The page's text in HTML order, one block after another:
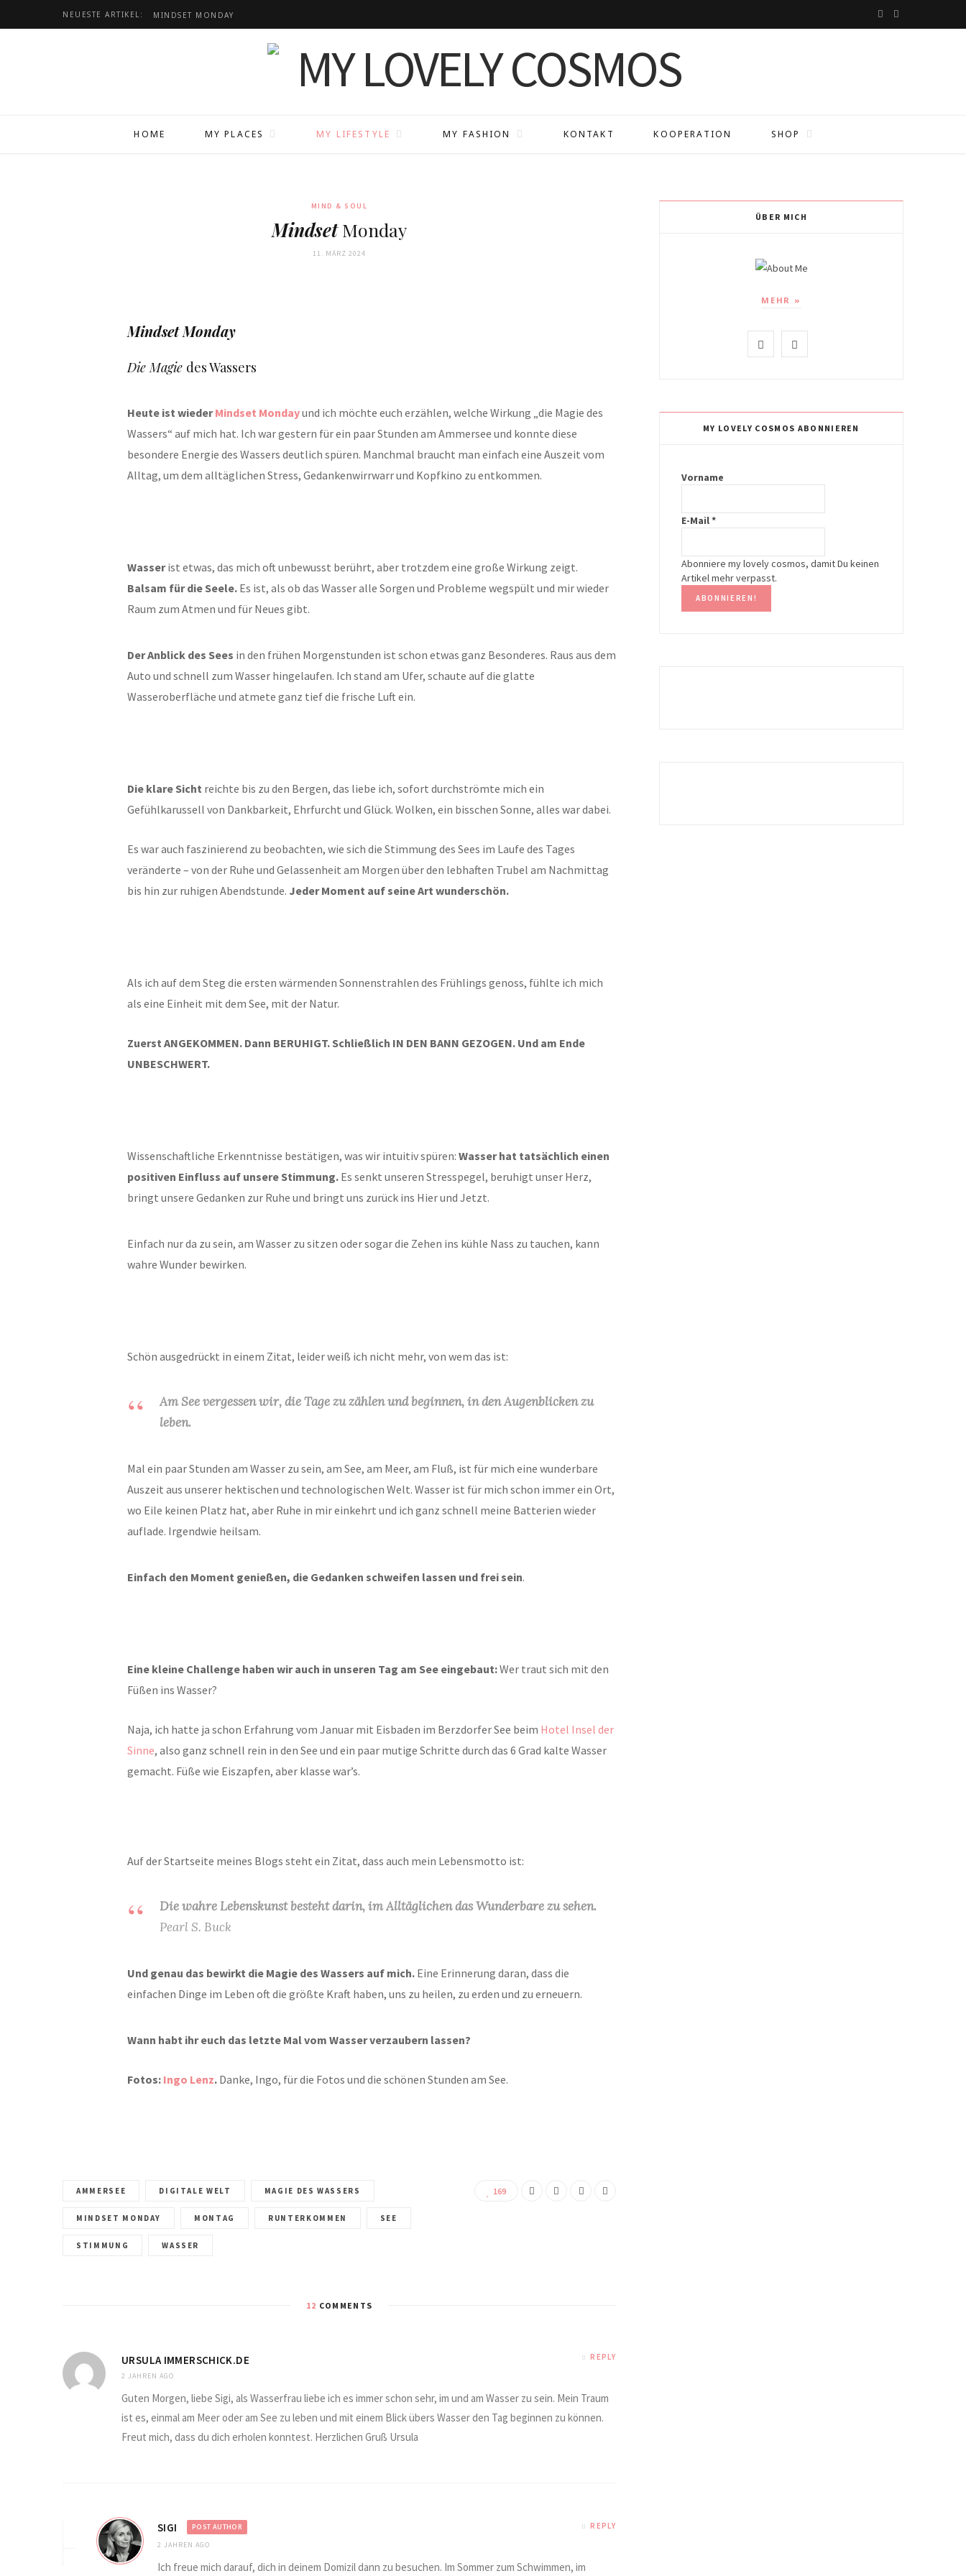
NEUESTE ARTIKEL: MINDSET MONDAY
HOME MY PLACES MY LIFESTYLE MY FASHION KONTAKT KOOPERATION SHOP
MIND & SOUL
MindsetMonday
11. MÄRZ 2024
Mindset Monday
Die Magie des Wassers
Heute ist wieder Mindset Mondayund ich möchte euch erzählen, welche Wirkung „die Magie des
Wassers“ auf mich hat. Ich war gestern für ein paar Stunden am Ammersee und konnte diese
besondere Energie des Wassers deutlich spüren. Manchmal braucht man einfach eine Auszeit vom
Alltag, um dem alltäglichen Stress, Gedankenwirrwarr und Kopfkino zu entkommen.
Wasserist etwas, das mich oft unbewusst berührt, aber trotzdem eine große Wirkung zeigt.
Balsam für die Seele. Es ist, als ob das Wasser alle Sorgen und Probleme wegspült und mir wieder
Raum zum Atmen und für Neues gibt.
Der Anblick des Sees in den frühen Morgenstunden ist schon etwas ganz Besonderes. Raus aus dem
Auto und schnell zum Wasser hingelaufen. Ich stand am Ufer, schaute auf die glatte
Wasseroberfläche und atmete ganz tief die frische Luft ein.
Die klare Sicht reichte bis zu den Bergen, das liebe ich, sofort durchströmte mich ein
Gefühlkarussell von Dankbarkeit, Ehrfurcht und Glück. Wolken, ein bisschen Sonne, alles war dabei.
Es war auch faszinierend zu beobachten, wie sich die Stimmung des Sees im Laufe des Tages
veränderte – von der Ruhe und Gelassenheit am Morgen über den lebhaften Trubel am Nachmittag
bis hin zur ruhigen Abendstunde. Jeder Moment auf seine Art wunderschön.
Als ich auf dem Steg die ersten wärmenden Sonnenstrahlen des Frühlings genoss, fühlte ich mich
als eine Einheit mit dem See, mit der Natur.
Zuerst ANGEKOMMEN. Dann BERUHIGT. Schließlich IN DEN BANN GEZOGEN. Und am Ende
UNBESCHWERT.
Wissenschaftliche Erkenntnisse bestätigen, was wir intuitiv spüren: Wasser hat tatsächlich einen
positiven Einfluss auf unsere Stimmung. Es senkt unseren Stresspegel, beruhigt unser Herz,
bringt unsere Gedanken zur Ruhe und bringt uns zurück ins Hier und Jetzt.
Einfach nur da zu sein, am Wasser zu sitzen oder sogar die Zehen ins kühle Nass zu tauchen, kann
wahre Wunder bewirken.
Schön ausgedrückt in einem Zitat, leider weiß ich nicht mehr, von wem das ist:
Am See vergessen wir, die Tage zu zählen und beginnen, in den Augenblicken zu
leben.
Mal ein paar Stunden am Wasser zu sein, am See, am Meer, am Fluß, ist für mich eine wunderbare
Auszeit aus unserer hektischen und technologischen Welt. Wasser ist für mich schon immer ein Ort,
wo Eile keinen Platz hat, aber Ruhe in mir einkehrt und ich ganz schnell meine Batterien wieder
auflade. Irgendwie heilsam.
Einfach den Moment genießen, die Gedanken schweifen lassen und frei sein.
Eine kleine Challenge haben wir auch in unseren Tag am See eingebaut:Wer traut sich mit den
Füßen ins Wasser?
Naja, ich hatte ja schon Erfahrung vom Januar mit Eisbaden im Berzdorfer See beim Hotel Insel der
Sinne, also ganz schnell rein in den See und ein paar mutige Schritte durch das 6 Grad kalte Wasser
gemacht. Füße wie Eiszapfen, aber klasse war’s.
Auf der Startseite meines Blogs steht ein Zitat, dass auch mein Lebensmotto ist:
Die wahre Lebenskunst besteht darin, im Alltäglichen das Wunderbare zu sehen.
Pearl S. Buck
Und genau das bewirkt die Magie des Wassers auf mich. Eine Erinnerung daran, dass die
einfachen Dinge im Leben oft die größte Kraft haben, uns zu heilen, zu erden und zu erneuern.
Wann habt ihr euch das letzte Mal vom Wasser verzaubern lassen?
Fotos: Ingo Lenz. Danke, Ingo, für die Fotos und die schönen Stunden am See.
AMMERSEE DIGITALE WELT MAGIE DES WASSERS
MINDSET MONDAY MONTAG RUNTERKOMMEN SEE
STIMMUNG WASSER
169
12 COMMENTS
URSULA IMMERSCHICK.DE
2 JAHREN AGO
REPLY
Guten Morgen, liebe Sigi, als Wasserfrau liebe ich es immer schon sehr, im und am Wasser zu sein. Mein Traum
ist es, einmal am Meer oder am See zu leben und mit einem Blick übers Wasser den Tag beginnen zu können.
Freut mich, dass du dich erholen konntest. Herzlichen Gruß Ursula
SIGI
POST AUTHOR
2 JAHREN AGO
REPLY
Ich freue mich darauf, dich in deinem Domizil dann zu besuchen. Im Sommer zum Schwimmen, im
ÜBER MICH
MEHR »
t
a
m
t
s
t
MY LOVELY COSMOS ABONNIEREN
Vorname
E-Mail*
Abonniere my lovely cosmos, damit Du keinen
Artikel mehr verpasst.